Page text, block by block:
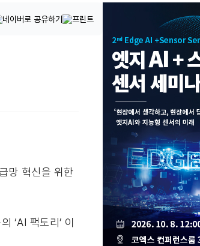
망 혁신을 위한
‘AI 팩토리’ 이